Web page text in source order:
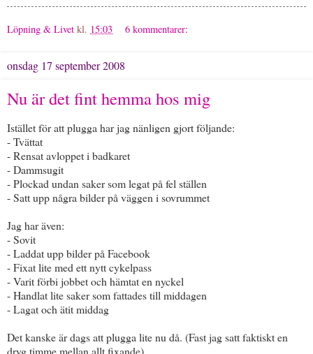
Löpning & Livet kl. 15:03 6 kommentarer:
onsdag 17 september 2008
Nu är det fint hemma hos mig
Istället för att plugga har jag nänligen gjort följande:
- Tvättat
- Rensat avloppet i badkaret
- Dammsugit
- Plockad undan saker som legat på fel ställen
- Satt upp några bilder på väggen i sovrummet
Jag har även:
- Sovit
- Laddat upp bilder på Facebook
- Fixat lite med ett nytt cykelpass
- Varit förbi jobbet och hämtat en nyckel
- Handlat lite saker som fattades till middagen
- Lagat och ätit middag
Det kanske är dags att plugga lite nu då. (Fast jag satt faktiskt en
dryg timme mellan allt fixande)